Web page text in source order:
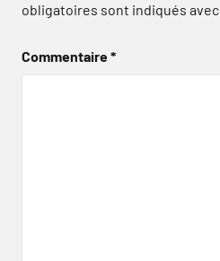
obligatoires sont indiqués avec
Commentaire*